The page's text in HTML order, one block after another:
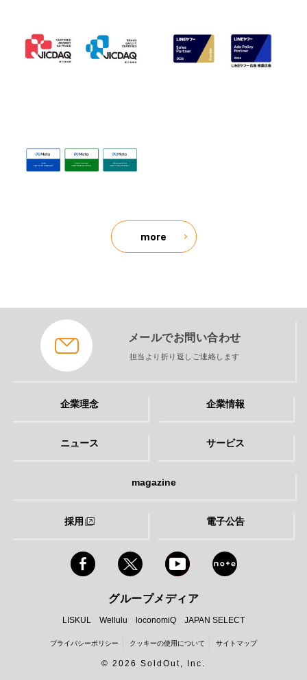
more
メールでお問い合わせ
担当より折り返しご連絡します
企業理念 企業情報
ニュース サービス
magazine
採用 電子公告
グループメディア
LISKUL Wellulu loconomiQ JAPAN SELECT
プライバシーポリシー クッキーの使用について サイトマップ
© 2026 SoldOut, Inc.